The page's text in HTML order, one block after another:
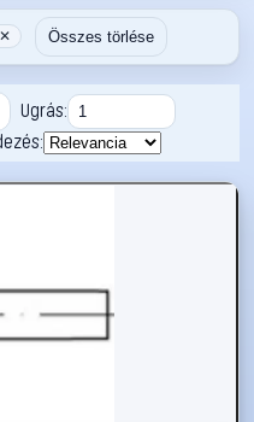
Összes törlése
Ugrás: